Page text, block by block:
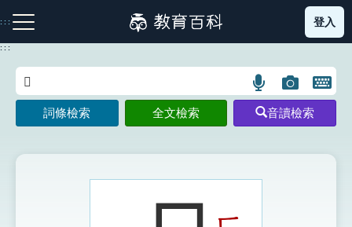
到
主
:::
注音索引圖示 筆畫索引圖示 部首索引表圖示
登入
:::
語
言
搜
示
圖
片
搜
開
鍵
圖
詞條檢索 全文檢索 音讀檢索